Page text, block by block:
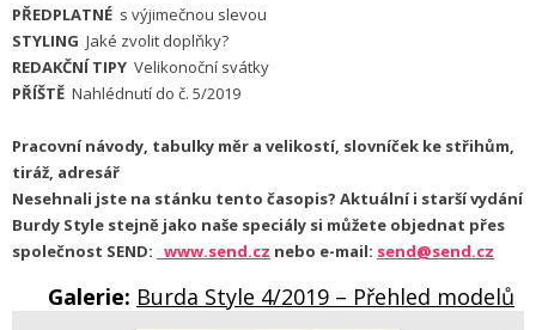
PŘEDPLATNÉ s výjimečnou slevou
STYLING Jaké zvolit doplňky?
REDAKČNÍ TIPY Velikonoční svátky
PŘÍŠTĚ Nahlédnutí do č. 5/2019
Pracovní návody, tabulky měr a velikostí, slovníček ke střihům,
tiráž, adresář
Nesehnali jste na stánku tento časopis? Aktuální i starší vydání
Burdy Style stejně jako naše speciály si můžete objednat přes
společnost SEND: www.send.cz nebo e-mail: send@send.cz
Galerie: Burda Style 4/2019 – Přehled modelů